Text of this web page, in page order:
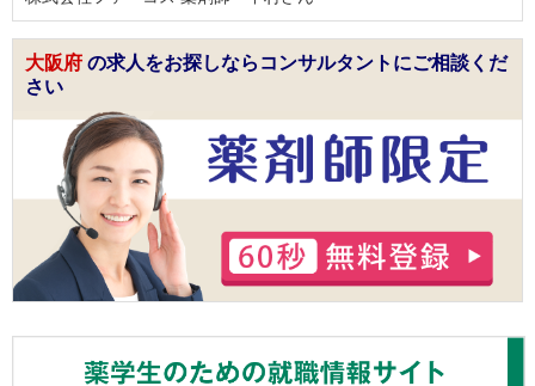
大阪府 の求人をお探しならコンサルタントにご相談くだ
さい